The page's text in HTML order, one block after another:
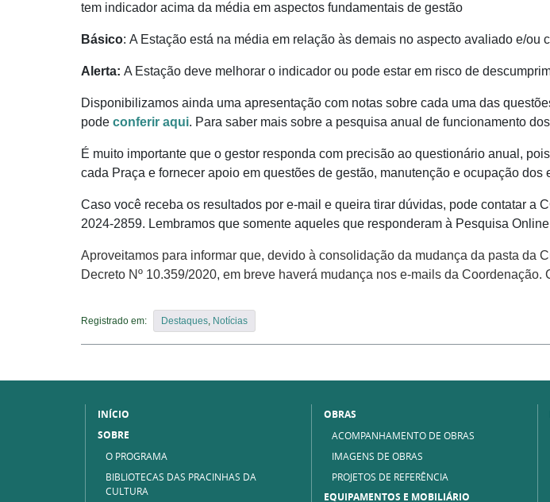
tem indicador acima da média em aspectos fundamentais de gestão
Básico: A Estação está na média em relação às demais no aspecto avaliado e/ou
Alerta: A Estação deve melhorar o indicador ou pode estar em risco de
Disponibilizamos ainda uma apresentação com notas sobre cada uma das
pode conferir aqui. Para saber mais sobre a pesquisa anual de funcionamento
É muito importante que o gestor responda com precisão ao questionário anual,
cada Praça e fornecer apoio em questões de gestão, manutenção e ocupação dos
Caso você receba os resultados por e-mail e queira tirar dúvidas, pode contatar a
2024-2859. Lembramos que somente aqueles que responderam à Pesquisa
Aproveitamos para informar que, devido à consolidação da mudança da pasta da
Decreto Nº 10.359/2020, em breve haverá mudança nos e-mails da
Registrado em: Destaques, Notícias
INÍCIO
SOBRE
O PROGRAMA
BIBLIOTECAS DAS PRACINHAS DA
CULTURA
OBRAS
ACOMPANHAMENTO DE OBRAS
IMAGENS DE OBRAS
PROJETOS DE REFERÊNCIA
EQUIPAMENTOS E MOBILIÁRIO